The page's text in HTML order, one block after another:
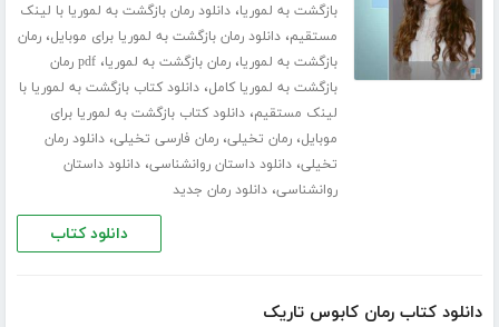
بازگشت به لموریا،دانلود رمان بازگشت به لموریا با لینک
مستقیم،دانلود رمان بازگشت به لموریا برای موبایل،رمان
بازگشت به لموریا،رمان بازگشت به لموریا،
pdf رمان
بازگشت به لموریا کامل،دانلود کتاب بازگشت به لموریا با
لینک مستقیم،دانلود کتاب بازگشت به لموریا برای
موبایل،رمان تخیلی،رمان فارسی تخیلی،دانلود رمان
تخیلی،دانلود داستان روانشناسی،دانلود داستان
روانشناسی،دانلود رمان جدید
دانلود کتاب
دانلود کتاب رمان کابوس تاریک